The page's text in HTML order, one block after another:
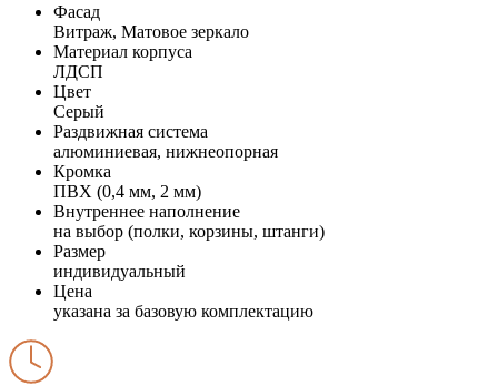
Фасад
Витраж, Матовое зеркало
Материал корпуса
ЛДСП
Цвет
Серый
Раздвижная система
алюминиевая, нижнеопорная
Кромка
ПВХ (0,4 мм, 2 мм)
Внутреннее наполнение
на выбор (полки, корзины, штанги)
Размер
индивидуальный
Цена
указана за базовую комплектацию